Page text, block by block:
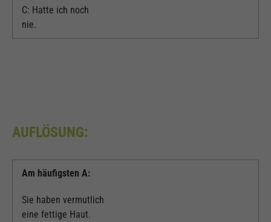
C: Hatte ich noch
nie.
AUFLÖSUNG:
Am häufigsten A:
Sie haben vermutlich
eine fettige Haut.